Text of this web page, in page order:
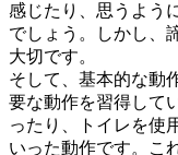
感じたり、思うよう
でしょう。しかし、
大切です。
そして、基本的な動
要な動作を習得して
ったり、トイレを使
いった動作です。こ